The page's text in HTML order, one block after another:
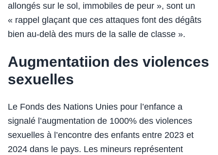
allongés sur le sol, immobiles de peur », sont un
« rappel glaçant que ces attaques font des dégâts
bien au-delà des murs de la salle de classe ».
Augmentatiion des violences
sexuelles
Le Fonds des Nations Unies pour l’enfance a
signalé l’augmentation de 1000% des violences
sexuelles à l’encontre des enfants entre 2023 et
2024 dans le pays. Les mineurs représentent